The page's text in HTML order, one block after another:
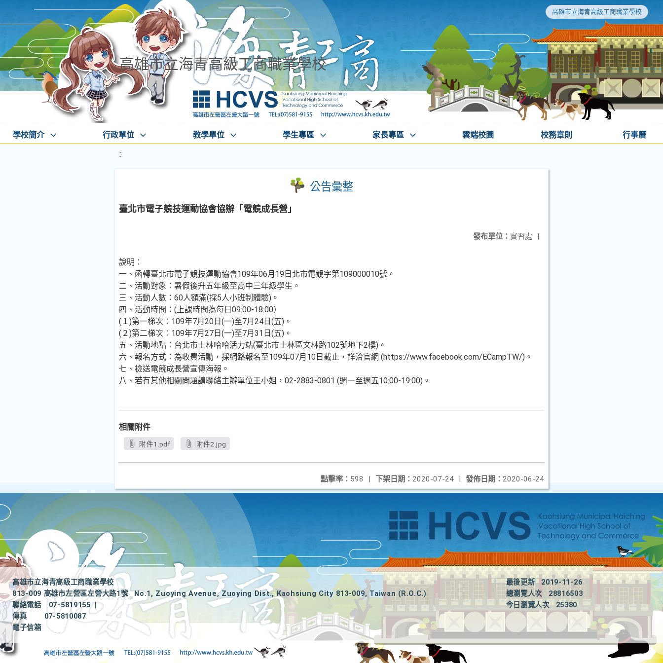
高雄市立海青高級工商職業學校
高雄市立海青高級工商職業學校
學校簡介 行政單位 教學單位 學生專區 家長專區 雲端校園 校務章則 行事曆
:::
公告彙整
臺北市電子競技運動協會協辦「電競成長營」
發布單位： 實習處 |
說明：
一、函轉臺北市電子競技運動協會109年06月19日北市電競字第109000010號。
二、活動對象：暑假後升五年級至高中三年級學生。
三、活動人數：60人額滿(採5人小班制體驗)。
四、活動時間：(上課時間為每日09:00-18:00）
(１)第一梯次：109年7月20日(一)至7月24日(五)。
(２)第二梯次：109年7月27日(一)至7月31日(五)。
五、活動地點：台北市士林哈哈活力站(臺北市士林區文林路102號地下2樓)。
六、報名方式：為收費活動，採網路報名至109年07月10日截止，詳洽官網 (https://www.facebook.com/ECampTW/)。
七、檢送電競成長營宣傳海報。
八、若有其他相關問題請聯絡主辦單位王小姐，02-2883-0801 (週一至週五10:00-19:00)。
相關附件
附件1.pdf 附件2.jpg
發佈日期： 2020-06-24
下架日期： 2020-07-24 |
點擊率： 598 |
高雄市立海青高級工商職業學校
813-009 高雄市左營區左營大路1號
No.1, Zuoying Avenue, Zuoying Dist., Kaohsiung City 813-009, Taiwan (R.O.C.)
聯絡電話
07-5819155
|
傳真
07-5810087
電子信箱
最後更新
2019-11-26
總瀏覽人次
28816503
今日瀏覽人次
25380